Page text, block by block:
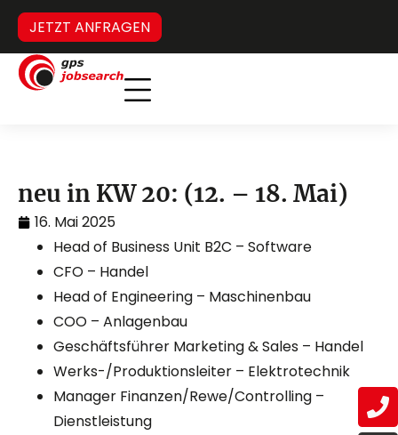
JETZT ANFRAGEN
neu in KW 20: (12. – 18. Mai)
16. Mai 2025
Head of Business Unit B2C – Software
CFO – Handel
Head of Engineering – Maschinenbau
COO – Anlagenbau
Geschäftsführer Marketing & Sales – Handel
Werks-/Produktionsleiter – Elektrotechnik
Manager Finanzen/Rewe/Controlling –
Dienstleistung